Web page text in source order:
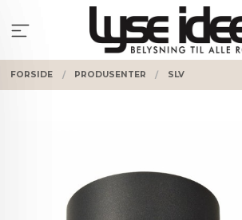
innholdet
FORSIDE PRODUSENTER SLV